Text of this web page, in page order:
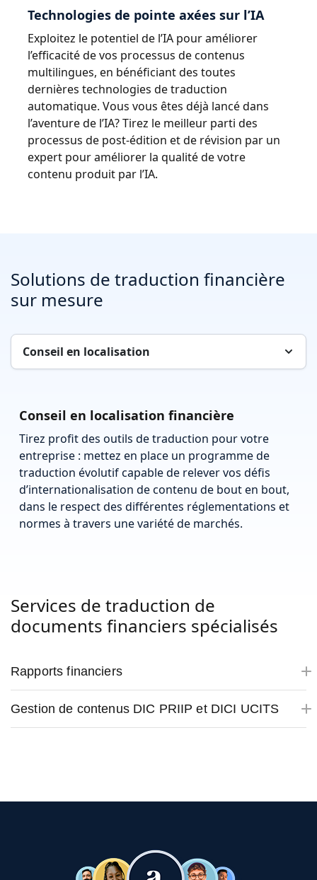
Technologies de pointe axées sur l’IA
Exploitez le potentiel de l’IA pour améliorer
l’efficacité de vos processus de contenus
multilingues, en bénéficiant des toutes
dernières technologies de traduction
automatique. Vous vous êtes déjà lancé dans
l’aventure de l’IA? Tirez le meilleur parti des
processus de post-édition et de révision par un
expert pour améliorer la qualité de votre
contenu produit par l’IA.
Solutions de traduction financière
sur mesure
Conseil en localisation
Conseil en localisation financière
Tirez profit des outils de traduction pour votre
entreprise : mettez en place un programme de
traduction évolutif capable de relever vos défis
d’internationalisation de contenu de bout en bout,
dans le respect des différentes réglementations et
normes à travers une variété de marchés.
Services de traduction de
documents financiers spécialisés
Rapports financiers
Gestion de contenus DIC PRIIP et DICI UCITS